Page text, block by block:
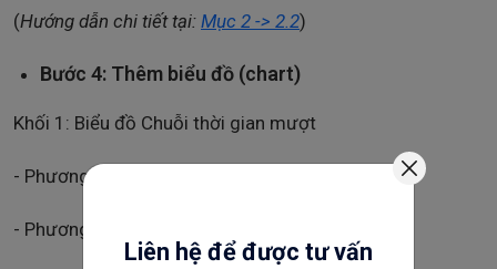
(Hướng dẫn chi tiết tại: Mục 2 -> 2.2)
Bước 4: Thêm biểu đồ (chart)
Khối 1: Biểu đồ Chuỗi thời gian mượt
- Phương diện: Ngày
- Phương diện phân tích: Tên sự kiện
Liên hệ để được tư vấn